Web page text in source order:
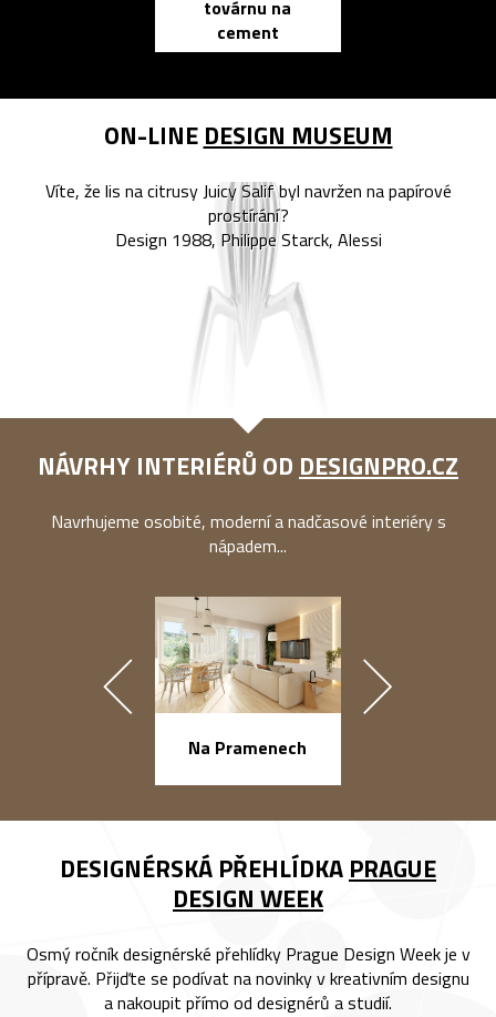
továrnu na
cement
ON-LINE DESIGN MUSEUM
Víte, že lis na citrusy Juicy Salif byl navržen na papírové
prostírání?
Design 1988, Philippe Starck, Alessi
NÁVRHY INTERIÉRŮ OD DESIGNPRO.CZ
Navrhujeme osobité, moderní a nadčasové interiéry s
nápadem...
Na Pramenech
DESIGNÉRSKÁ PŘEHLÍDKA PRAGUE
DESIGN WEEK
Osmý ročník designérské přehlídky Prague Design Week je v
přípravě. Přijďte se podívat na novinky v kreativním designu
a nakoupit přímo od designérů a studií.